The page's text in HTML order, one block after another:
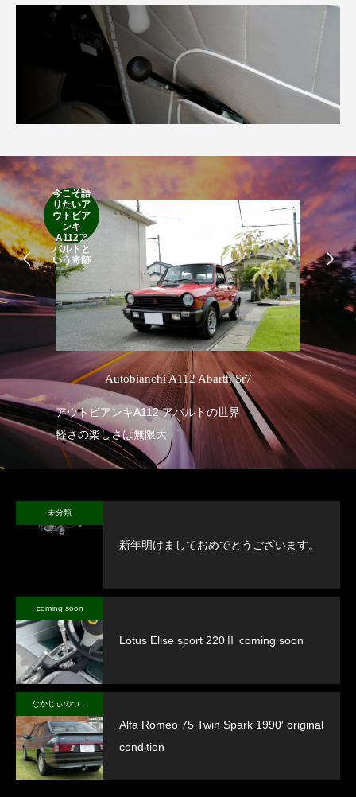
今こそ語
りたいア
ウトビア
ンキ
A112ア
バルトと
いう奇跡
Autobianchi A112 Abarth Sr7
アウトビアンキA112 アバルトの世界
軽さの楽しさは無限大
未分類
新年明けましておめでとうございます。
coming soon
Lotus Elise sport 220Ⅱ coming soon
Alfa Romeo 75 Twin Spark 1990′ original
condition